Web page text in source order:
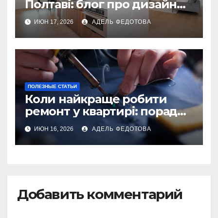
Полтаві: блог про дизайн
інтер\’єру
ИЮН 17, 2026 АДЕЛЬ ФЕДОТОВА
ПОЛЕЗНЫЕ СТАТЬИ
Коли найкраще робити
ремонт у квартирі: поради
та особливості 2026
ИЮН 16, 2026 АДЕЛЬ ФЕДОТОВА
Добавить комментарий